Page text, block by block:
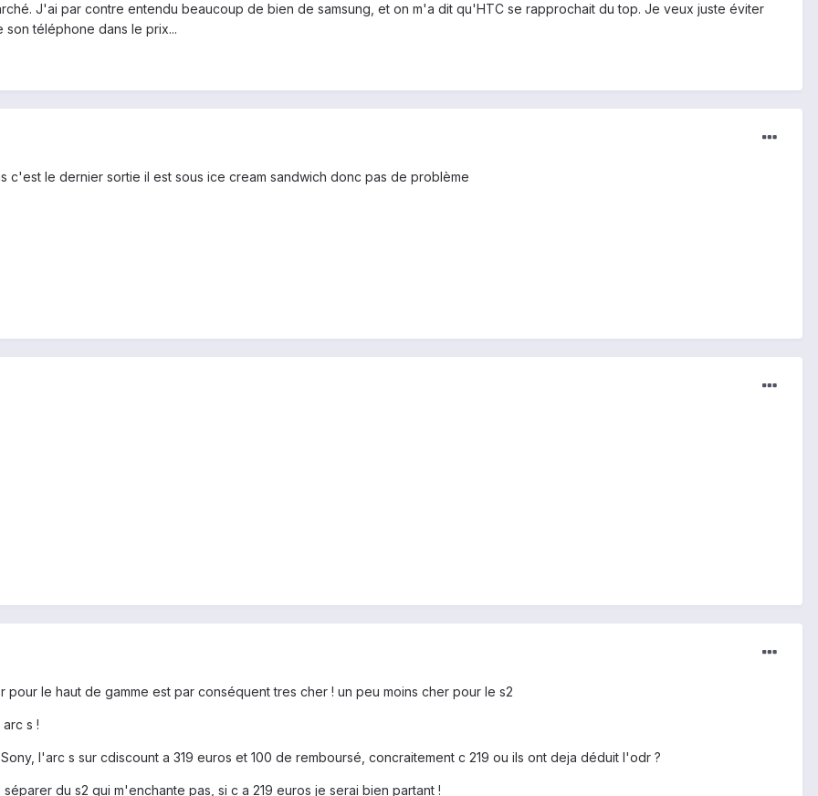
J'ai par contre entendu beaucoup de bien de samsung, et on m'a dit qu'HTC se rapprochait du top. Je veux juste éviter
téléphone dans le prix...
c'est le dernier sortie il est sous ice cream sandwich donc pas de problème
pour le haut de gamme est par conséquent tres cher ! un peu moins cher pour le s2
s !
l'arc s sur cdiscount a 319 euros et 100 de remboursé, concraitement c 219 ou ils ont deja déduit l'odr ?
du s2 qui m'enchante pas, si c a 219 euros je serai bien partant !